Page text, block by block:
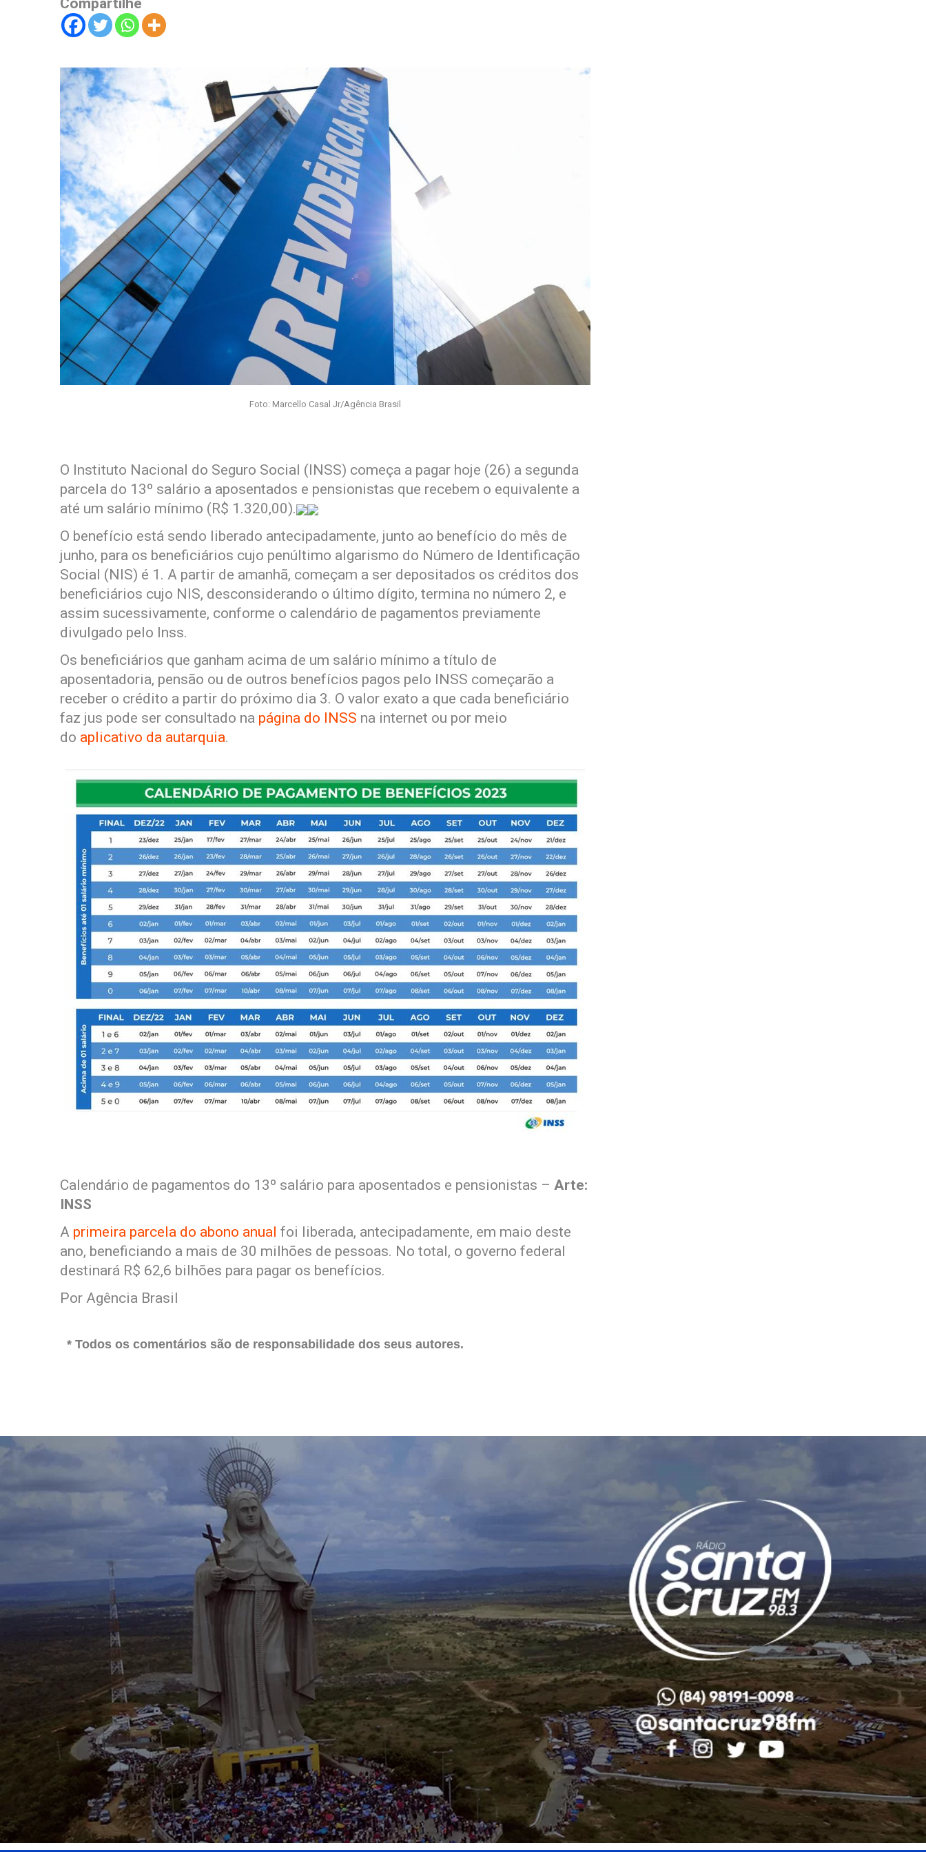
Compartilhe
Foto: Marcello Casal Jr/Agência Brasil
O Instituto Nacional do Seguro Social (INSS) começa a pagar hoje (26) a segunda
parcela do 13º salário a aposentados e pensionistas que recebem o equivalente a
até um salário mínimo (R$ 1.320,00).
O benefício está sendo liberado antecipadamente, junto ao benefício do mês de
junho, para os beneficiários cujo penúltimo algarismo do Número de Identificação
Social (NIS) é 1. A partir de amanhã, começam a ser depositados os créditos dos
beneficiários cujo NIS, desconsiderando o último dígito, termina no número 2, e
assim sucessivamente, conforme o calendário de pagamentos previamente
divulgado pelo Inss.
Os beneficiários que ganham acima de um salário mínimo a título de
aposentadoria, pensão ou de outros benefícios pagos pelo INSS começarão a
receber o crédito a partir do próximo dia 3. O valor exato a que cada beneficiário
faz jus pode ser consultado na página do INSS na internet ou por meio
do aplicativo da autarquia.
Calendário de pagamentos do 13º salário para aposentados e pensionistas – Arte:
INSS
A primeira parcela do abono anual foi liberada, antecipadamente, em maio deste
ano, beneficiando a mais de 30 milhões de pessoas. No total, o governo federal
destinará R$ 62,6 bilhões para pagar os benefícios.
Por Agência Brasil
* Todos os comentários são de responsabilidade dos seus autores.